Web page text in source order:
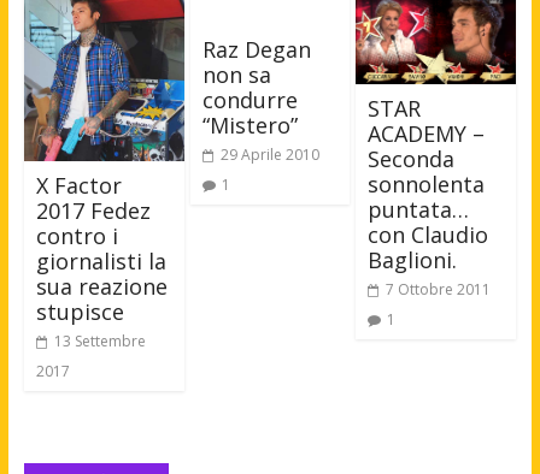
X Factor
2017 Fedez
contro i
giornalisti la
sua reazione
stupisce
13 Settembre
2017
Raz Degan
non sa
condurre
“Mistero”
29 Aprile 2010
1
STAR
ACADEMY –
Seconda
sonnolenta
puntata…
con Claudio
Baglioni.
7 Ottobre 2011
1